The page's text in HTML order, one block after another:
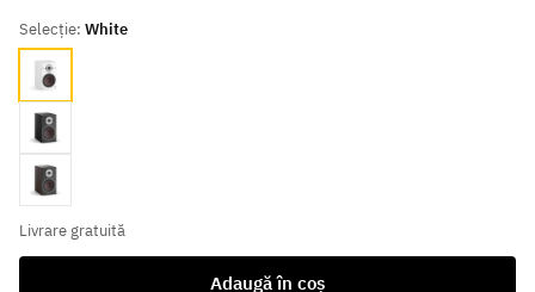
Selecție: White
White
Black
Walnut
Livrare gratuită
Adaugă în coș